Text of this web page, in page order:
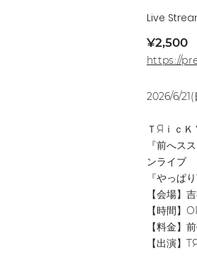
Live
¥2,500
https://
2026/6/
ＴЯｉｃ
『前へス
ンライブ
『やっぱ
【会場】
【時間】
【料金】
【出演】